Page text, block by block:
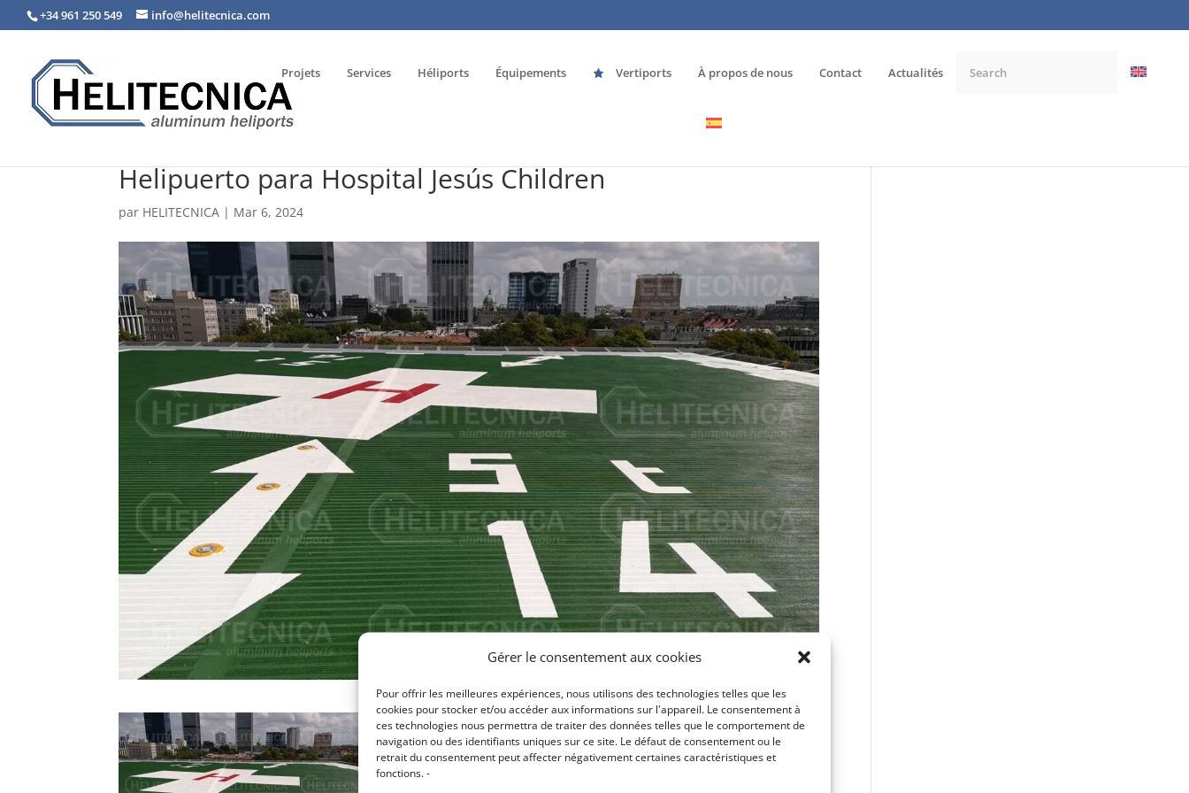
Gérer le consentement aux cookies
Pour offrir les meilleures expériences, nous utilisons des technologies telles que les
cookies pour stocker et/ou accéder aux informations sur l'appareil. Le consentement à
ces technologies nous permettra de traiter des données telles que le comportement de
navigation ou des identifiants uniques sur ce site. Le défaut de consentement ou le
retrait du consentement peut affecter négativement certaines caractéristiques et
fonctions. -
+34 961 250 549 info@helitecnica.com
Projets Services Héliports Équipements Vertiports À propos de nous Contact Actualités
Helipuerto para Hospital Jesús Children
par HELITECNICA | Mar 6, 2024